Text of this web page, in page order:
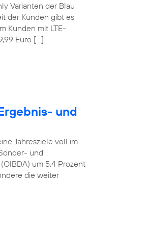
Varianten der Blau
der Kunden gibt es
Kunden mit LTE-
Euro […]
und
Jahresziele voll im
und
um 5,4 Prozent
die weiter